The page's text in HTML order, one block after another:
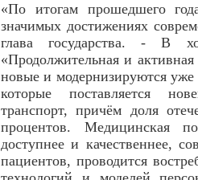
«По итогам прошедшего
значимых достижениях
глава государства. - В
«Продолжительная и
новые и модернизируются
которые поставляется
транспорт, причём доля
процентов. Медицинская
доступнее и качественнее,
пациентов, проводится